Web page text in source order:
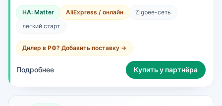
HA: Matter AliExpress / онлайн
Zigbee-сеть
легкий старт
Дилер в РФ? Добавить поставку →
Подробнее Купить у партнёра